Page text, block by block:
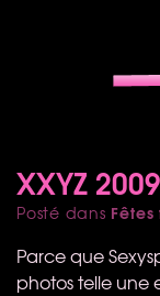
XXYZ
Posté dans
Parce que
photos telle une